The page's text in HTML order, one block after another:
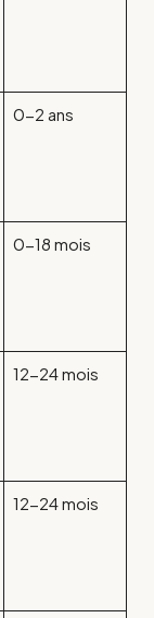
0-2 ans
0-18 mois
12-24 mois
12-24 mois